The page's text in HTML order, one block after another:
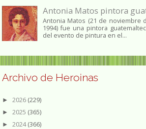
Antonia Matos pintora
Antonia Matos (21 de noviembre
1994) fue una pintora
del evento de pintura en el...
Archivo de Heroinas
► 2026 (229)
► 2025 (365)
► 2024(366)